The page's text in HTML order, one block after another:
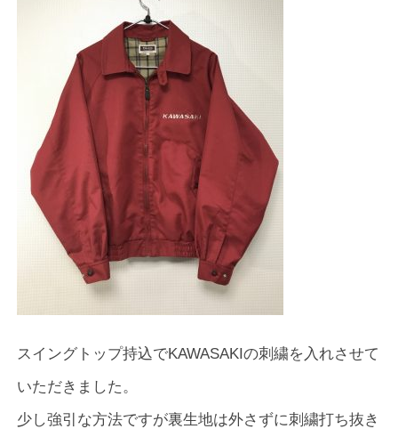
スイングトップ持込でKAWASAKIの刺繍を入れさせて
いただきました。
少し強引な方法ですが裏生地は外さずに刺繍打ち抜き